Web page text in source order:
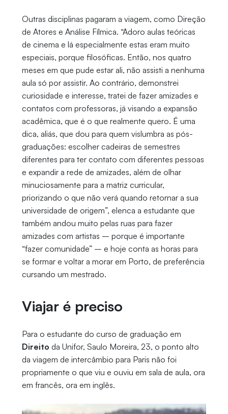
Outras disciplinas pagaram a viagem, como Direção
de Atores e Análise Fílmica. “Adoro aulas teóricas
de cinema e lá especialmente estas eram muito
especiais, porque filosóficas. Então, nos quatro
meses em que pude estar ali, não assisti a nenhuma
aula só por assistir. Ao contrário, demonstrei
curiosidade e interesse, tratei de fazer amizades e
contatos com professoras, já visando a expansão
acadêmica, que é o que realmente quero. É uma
dica, aliás, que dou para quem vislumbra as pós-
graduações: escolher cadeiras de semestres
diferentes para ter contato com diferentes pessoas
e expandir a rede de amizades, além de olhar
minuciosamente para a matriz curricular,
priorizando o que não verá quando retornar a sua
universidade de origem”, elenca a estudante que
também andou muito pelas ruas para fazer
amizades com artistas – porque é importante
“fazer comunidade” – e hoje conta as horas para
se formar e voltar a morar em Porto, de preferência
cursando um mestrado.
Viajar é preciso
Para o estudante do curso de graduação em
Direito da Unifor, Saulo Moreira, 23, o ponto alto
da viagem de intercâmbio para Paris não foi
propriamente o que viu e ouviu em sala de aula, ora
em francês, ora em inglês.